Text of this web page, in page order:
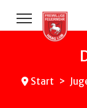
Start